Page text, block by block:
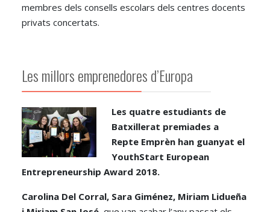
membres dels consells escolars dels centres docents
privats concertats.
Les millors emprenedores d’Europa
Les quatre estudiants de
Batxillerat premiades a
Repte Emprèn han guanyat el
YouthStart European
Entrepreneurship Award 2018.
Carolina Del Corral, Sara Giménez, Miriam Lidueña